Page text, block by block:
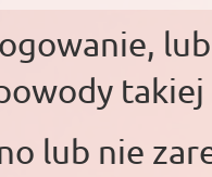
takiej
lub nie